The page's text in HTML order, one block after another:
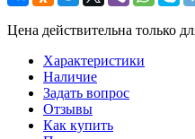
Цена действительна только
Характеристики
Наличие
Задать вопрос
Отзывы
Как купить